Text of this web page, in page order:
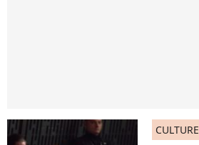
CULTURE